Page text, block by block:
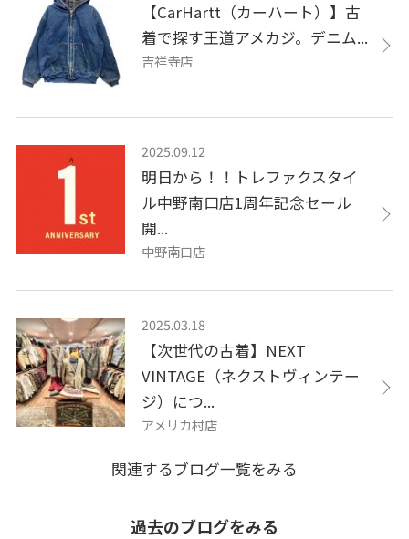
【CarHartt（カーハート）】古
着で探す王道アメカジ。デニム...
吉祥寺店
2025.09.12
明日から！！トレファクスタイ
ル中野南口店1周年記念セール
開...
中野南口店
2025.03.18
【次世代の古着】NEXT
VINTAGE（ネクストヴィンテー
ジ）につ...
アメリカ村店
関連するブログ一覧をみる
過去のブログをみる